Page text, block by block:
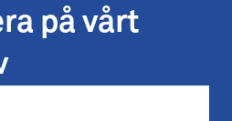
på vårt